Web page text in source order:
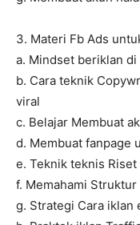
3. Materi Fb Ads
a. Mindset beriklan di
b. Cara teknik
viral
c. Belajar Membuat
d. Membuat fanpage
e. Teknik teknis
f. Memahami Struktur
g. Strategi Cara iklan